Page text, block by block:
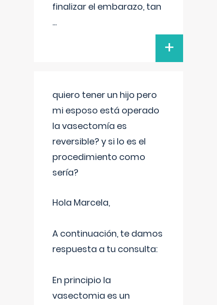
finalizar el embarazo, tan
...
+
quiero tener un hijo pero
mi esposo está operado
la vasectomía es
reversible? y si lo es el
procedimiento como
sería?
Hola Marcela,
A continuación, te damos
respuesta a tu consulta:
En principio la
vasectomia es un